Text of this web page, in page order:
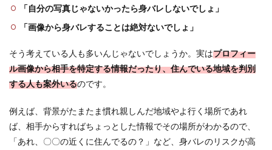
「自分の写真じゃないかったら身バレしないでしょ」
「画像から身バレすることは絶対ないでしょ」
そう考えている人も多いんじゃないでしょうか。実はプロフィー
ル画像から相手を特定する情報だったり、住んでいる地域を判別
する人も案外いるのです。
例えば、背景がたまたま慣れ親しんだ地域やよ行く場所であれ
ば、相手からすればちょっとした情報でその場所がわかるので、
「あれ、〇〇の近くに住んでるの？」など、身バレのリスクが高